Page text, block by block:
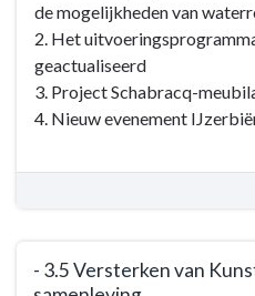
de mogelijkheden van
2. Het
geactualiseerd
3. Project Schabracq-
4. Nieuw evenement
- 3.5 Versterken van